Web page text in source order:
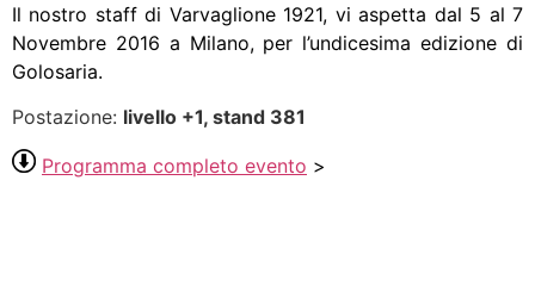
Il nostro staff di Varvaglione 1921, vi aspetta dal 5 al 7
Novembre 2016 a Milano, per l’undicesima edizione di
Golosaria.
Postazione: livello +1, stand 381
Programma completo evento >